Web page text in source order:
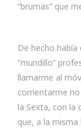
“brumas” que
De hecho
“mundillo”
llamarme al
comentarme
la Sexta, con la
que, a la misma